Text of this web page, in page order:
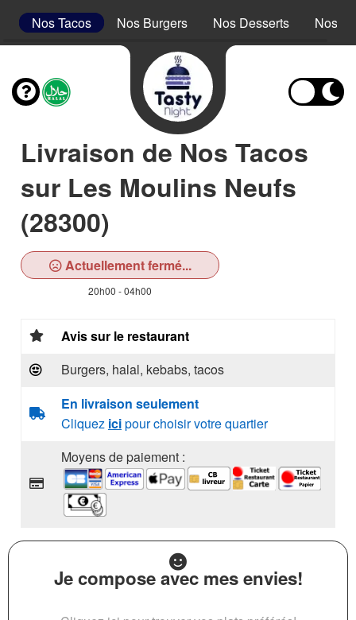
Nos Tacos Nos Burgers Nos Desserts Nos
Livraison de Nos Tacos
sur Les Moulins Neufs
(28300)
Actuellement fermé...
20h00 - 04h00
Avis sur le restaurant
Burgers, halal, kebabs, tacos
En livraison seulement
Cliquez icipour choisir votre quartier
Moyens de paiement :
Je compose avec mes envies!